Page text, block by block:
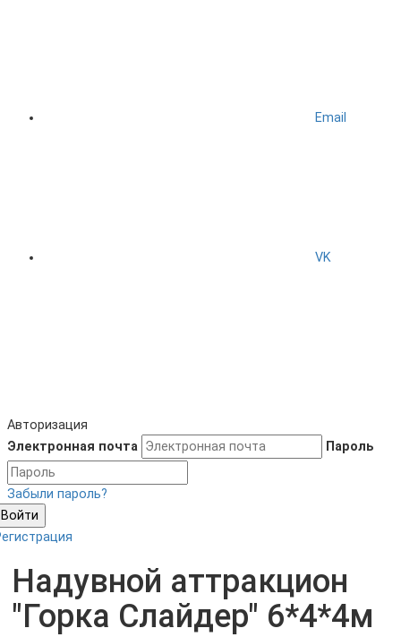
Email
VK
Авторизация
Электронная почта
Пароль
Забыли пароль?
Войти
Надувной аттракцион
"Горка Слайдер" 6*4*4м